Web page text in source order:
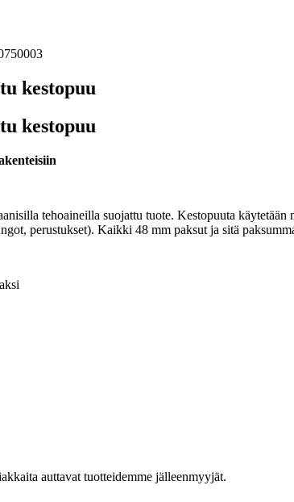
kestopuu
kestopuu
tehoaineilla suojattu tuote. Kestopuuta
perustukset). Kaikki 48 mm paksut ja sitä
auttavat tuotteidemme jälleenmyyjät.